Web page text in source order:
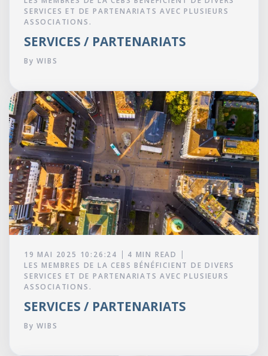
SERVICES ET DE PARTENARIATS AVEC PLUSIEURS
ASSOCIATIONS.
SERVICES / PARTENARIATS
ByWIBS
19 MAI 2025 10:26:24
4 MIN READ
LES MEMBRES DE LA CEBS BÉNÉFICIENT DE DIVERS
SERVICES ET DE PARTENARIATS AVEC PLUSIEURS
ASSOCIATIONS.
SERVICES / PARTENARIATS
ByWIBS